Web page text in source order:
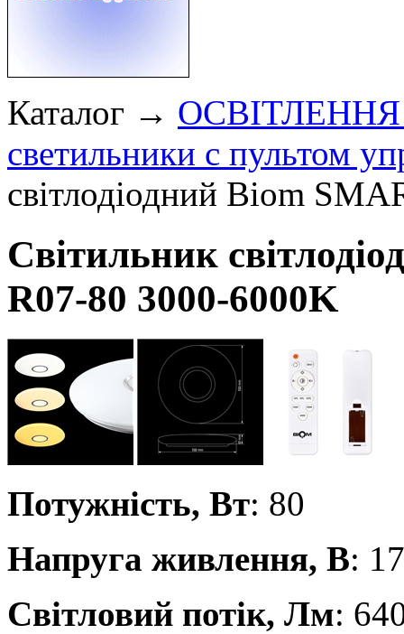
Каталог →
светильники с пультом
світлодіодний Biom
Світильник
R07-80 3000-6000K
Потужність, Вт: 80
Напруга живлення, В:
Світловий потік, Лм: